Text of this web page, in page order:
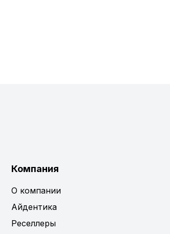
Компания
О компании
Айдентика
Реселлеры